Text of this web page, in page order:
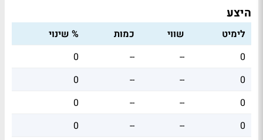
היצע
לימיט שווי כמות
% שינוי
0
--
--
0
0
--
--
0
0
--
--
0
0
--
--
0